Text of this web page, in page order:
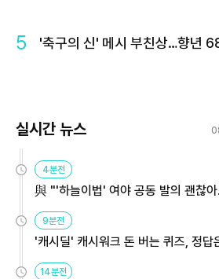
5 '축구의 신' 메시 부친상…향년
실시간 뉴스
4분전
與 "'하늘이법' 여야 공동 발의 괜찮
9분전
'캐시딜' 캐시워크 돈 버는 퀴즈, 정답
14분전